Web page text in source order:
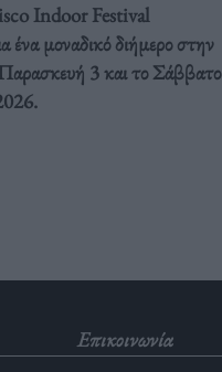
Indoor Festival
ένα μοναδικό διήμερο στην
3 και το Σάββατο
Επικοινωνία